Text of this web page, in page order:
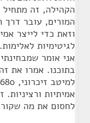
הקהילה, זה מתחיל
המורים, עובר דרך
וזאת כדי לייצר
לגיטימיות
אני אומר
אמיתיות
לחסום את מה